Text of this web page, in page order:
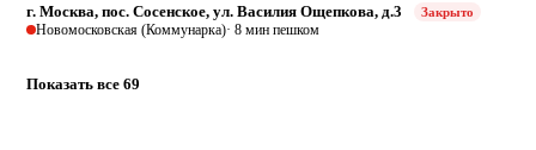
г. Москва, пос. Сосенское, ул. Василия Ощепкова, д.3 Закрыто
Новомосковская (Коммунарка)· 8 мин пешком
Показать все 69